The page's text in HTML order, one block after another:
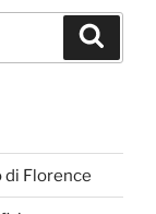
di Florence